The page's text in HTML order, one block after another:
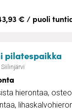
€ / puoli
pilatespaikka–
hierontaa,